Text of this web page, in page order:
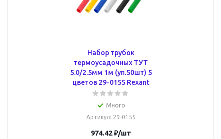
Набор трубок
термоусадочных ТУТ
5.0/2.5мм 1м (уп.50шт) 5
цветов 29-0155 Rexant
Много
Артикул: 29-0155
974.42₽/шт